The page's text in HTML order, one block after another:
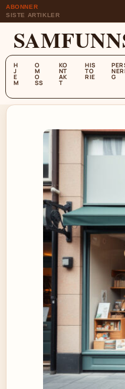
ABONNER
SISTE ARTIKLER
H
J
E
M
O
M
O
SS
KO
NT
AK
T
HIS
TO
RIE G